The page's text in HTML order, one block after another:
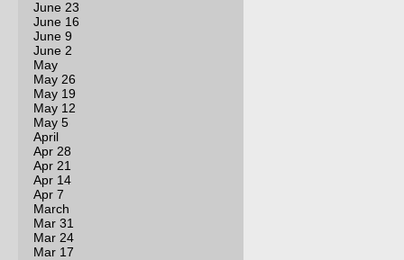
June 23
June 16
June 9
June 2
May
May 26
May 19
May 12
May 5
April
Apr 28
Apr 21
Apr 14
Apr 7
March
Mar 31
Mar 24
Mar 17